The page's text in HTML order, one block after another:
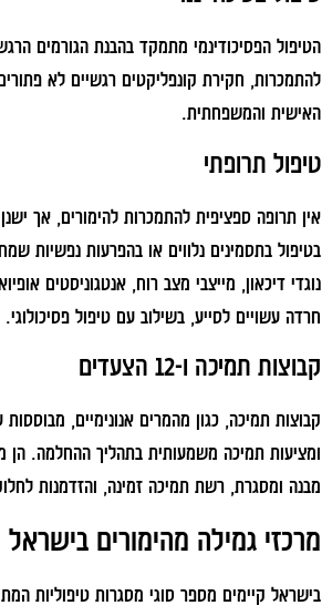
הטיפול הפסיכודינמי מתמקד בהבנת הגורמים
להתמכרות, חקירת קונפליקטים רגשיים לא
האישית והמשפחתית.
טיפול תרופתי
אין תרופה ספציפית להתמכרות להימורים, אך
בטיפול בתסמינים נלווים או בהפרעות נפשיות
נוגדי דיכאון, מייצבי מצב רוח, אנטגוניסטים
חרדה עשויים לסייע, בשילוב עם טיפול פסיכולוגי.
קבוצות תמיכה ו-12 הצעדים
ומציעות תמיכה משמעותית בתהליך ההחלמה. הן
מבנה ומסגרת, רשת תמיכה זמינה, והזדמנות
מרכזי גמילה מהימורים בישראל
בישראל קיימים מספר סוגי מסגרות טיפוליות